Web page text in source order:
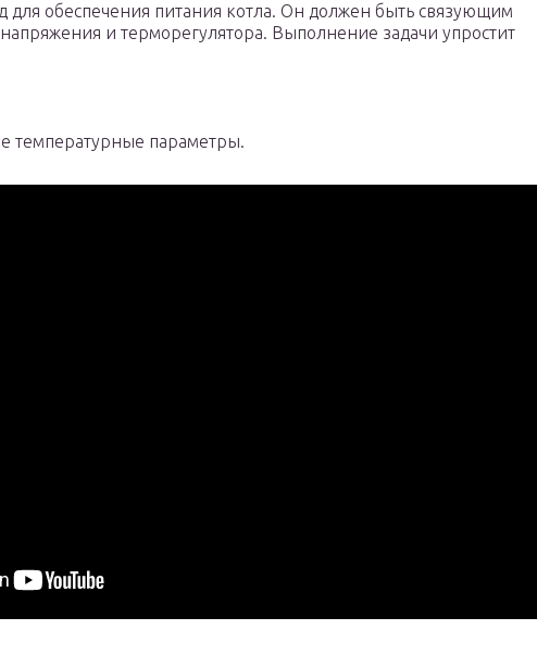
для обеспечения питания котла. Он должен быть связующим
и терморегулятора. Выполнение задачи упростит
температурные параметры.